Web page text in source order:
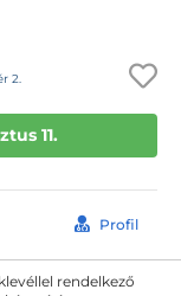
2.
11.
Profil
rendelkező